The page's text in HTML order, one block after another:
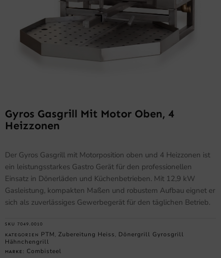
Gyros Gasgrill Mit Motor Oben, 4
Heizzonen
Der Gyros Gasgrill mit Motorposition oben und 4 Heizzonen ist
ein leistungsstarkes Gastro Gerät für den professionellen
Einsatz in Dönerläden und Küchenbetrieben. Mit 12,9 kW
Gasleistung, kompakten Maßen und robustem Aufbau eignet er
sich als zuverlässiges Gewerbegerät für den täglichen Betrieb.
SKU 7049.0010
KATEGORIEN PTM Zubereitung Heiss
Dönergrill Gyrosgrill
Hähnchengrill
MARKE: Combisteel